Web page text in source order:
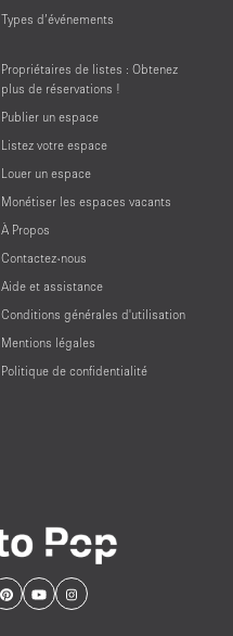
Types d’événements
Propriétaires de listes : Obtenez
plus de réservations !
Publier un espace
Listez votre espace
Louer un espace
Monétiser les espaces vacants
À Propos
Contactez-nous
Aide et assistance
Conditions générales d'utilisation
Mentions légales
Politique de confidentialité